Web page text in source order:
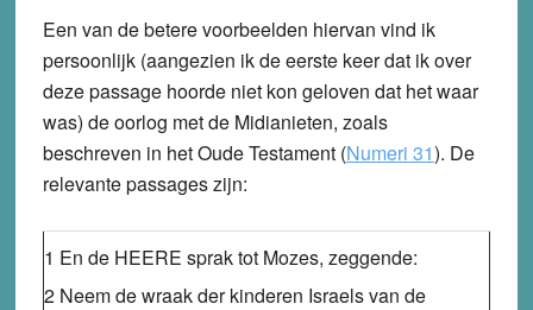
Een van de betere voorbeelden hiervan vind ik
persoonlijk (aangezien ik de eerste keer dat ik over
deze passage hoorde niet kon geloven dat het waar
was) de oorlog met de Midianieten, zoals
beschreven in het Oude Testament (Numeri 31). De
relevante passages zijn:
1 En de HEERE sprak tot Mozes, zeggende:
2 Neem de wraak der kinderen Israels van de